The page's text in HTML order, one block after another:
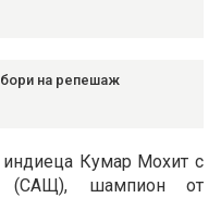
на репешаж
Кумар Мохит с
(САЩ), шампион от